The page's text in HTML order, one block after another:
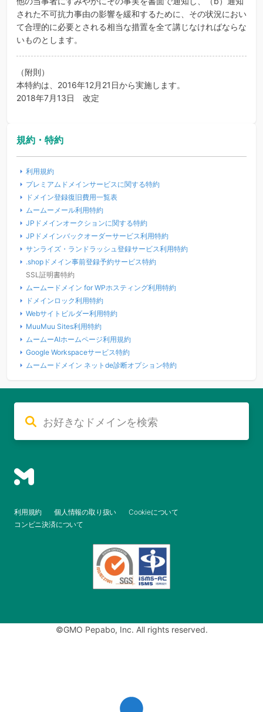
された不可抗力事由の影響を緩和するために、その状況におい
て合理的に必要とされる相当な措置を全て講じなければならな
いものとします。
（附則）
本特約は、2016年12月21日から実施します。
2018年7月13日 改定
規約・特約
利用規約
プレミアムドメインサービスに関する特約
ドメイン登録復旧費用一覧表
ムームーメール利用特約
JPドメインオークションに関する特約
JPドメインバックオーダーサービス利用特約
サンライズ・ランドラッシュ登録サービス利用特約
.shopドメイン事前登録予約サービス特約
SSL証明書特約
ムームードメイン for WPホスティング利用特約
ドメインロック利用特約
Webサイトビルダー利用特約
MuuMuu Sites利用特約
ムームーAIホームページ利用規約
Google Workspaceサービス特約
ムームードメイン ネットde診断オプション特約
利用規約 個人情報の取り扱い
Cookieについて
コンビニ決済について
©GMO Pepabo, Inc. All rights reserved.